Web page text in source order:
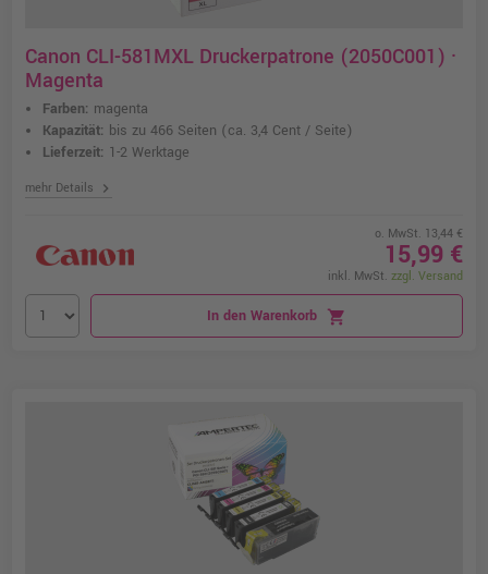
Canon CLI-581MXL Druckerpatrone (2050C001) ·
Magenta
Farben: magenta
Kapazität: bis zu 466 Seiten (ca. 3,4 Cent / Seite)
Lieferzeit: 1-2 Werktage
mehr Details chevron_right
o. MwSt. 13,44 €
15,99 €
inkl. MwSt. zzgl. Versand
In den Warenkorb shopping_cart